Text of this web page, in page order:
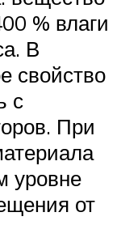
% влаги
В
свойство
с
При
уровне
от